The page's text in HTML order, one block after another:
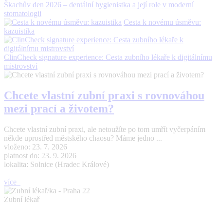
Škachův den 2026 – dentální hygienistka a její role v moderní
stomatologii
Cesta k novému úsměvu:
kazuistika
ClinCheck signature experience: Cesta zubního lékaře k digitálnímu
mistrovství
Chcete vlastní zubní praxi s rovnováhou
mezi prací a životem?
Chcete vlastní zubní praxi, ale netoužíte po tom umřít vyčerpáním
někde uprostřed městského chaosu? Máme jedno ...
vloženo: 23. 7. 2026
platnost do: 23. 9. 2026
lokalita: Solnice (Hradec Králové)
více
Zubní lékař